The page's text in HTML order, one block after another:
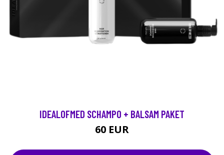
IDEALOFMED SCHAMPO + BALSAM PAKET
60 EUR